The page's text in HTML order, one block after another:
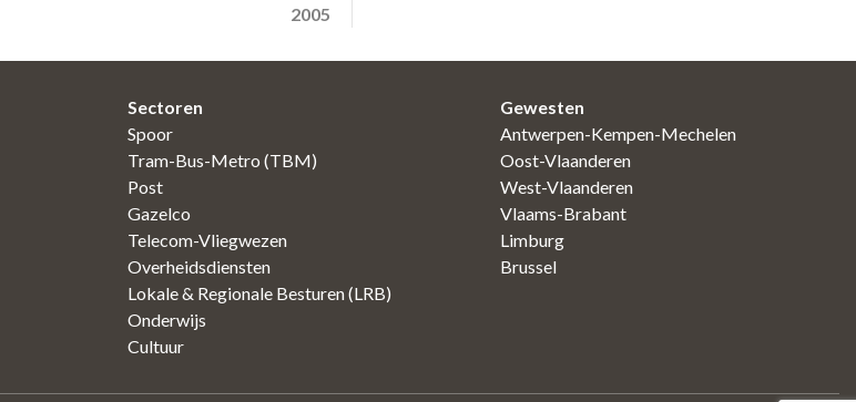
2005
Sectoren
Spoor
Tram-Bus-Metro (TBM)
Post
Gazelco
Telecom-Vliegwezen
Overheidsdiensten
Lokale & Regionale Besturen (LRB)
Onderwijs
Cultuur
Gewesten
Antwerpen-Kempen-Mechelen
Oost-Vlaanderen
West-Vlaanderen
Vlaams-Brabant
Limburg
Brussel